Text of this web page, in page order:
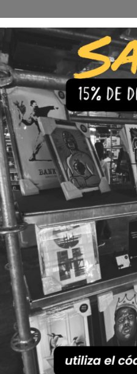
IluminaciónPrecios de